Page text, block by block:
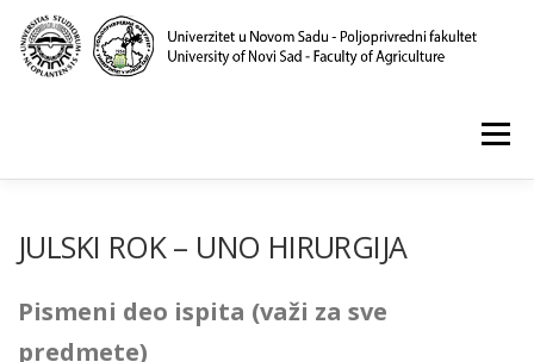
content
Menu
KLINIKA I LABORATORIJE PUBLIKACIJE
JULSKI ROK – UNO HIRURGIJA
Pismeni deo ispita (važi za sve
predmete)